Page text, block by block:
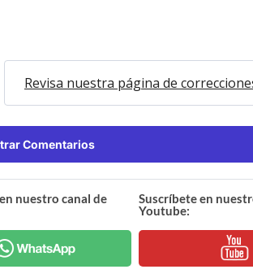
Revisa nuestra página de
Comentarios
nuestro canal de
Suscríbete en
Youtube: